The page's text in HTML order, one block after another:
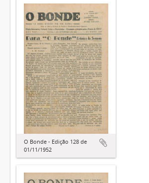
O Bonde - Edição 128 de
01/11/1952